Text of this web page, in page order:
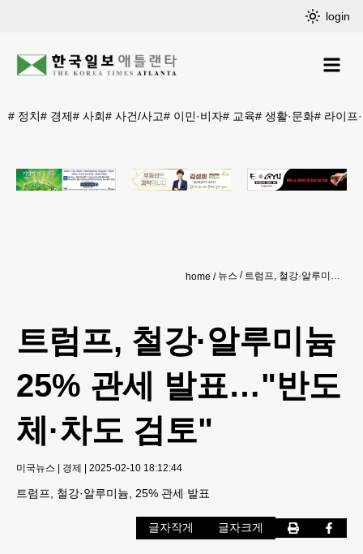
login
# 정치# 경제# 사회# 사건/사고# 이민·비자# 교육# 생활·문화# 라이프
home 뉴스 트럼프, 철강·알루미늄 25% 관세 발표…"반도체·차도 검토"
트럼프, 철강·알루미늄
25% 관세 발표…"반도
체·차도 검토"
미국뉴스 | 경제 | 2025-02-10 18:12:44
트럼프, 철강·알루미늄, 25% 관세 발표
글자작게 글자크게